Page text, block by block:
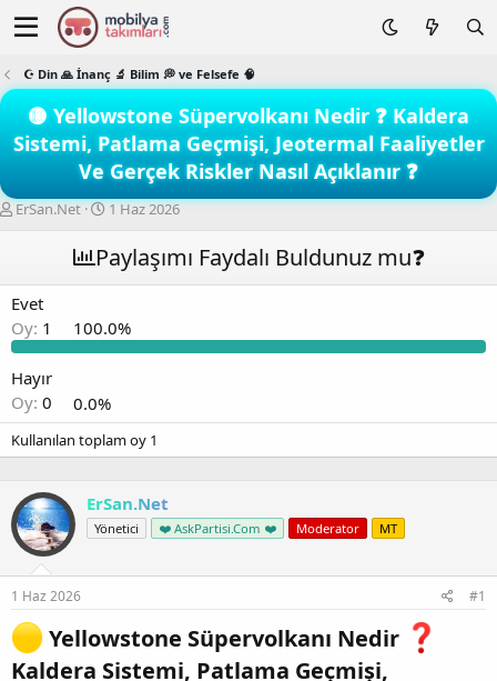
☪️ Din 🙏 İnanç 🔬 Bilim 💭 ve Felsefe 🧠
🟡 Yellowstone Süpervolkanı Nedir ❓ Kaldera
Sistemi, Patlama Geçmişi, Jeotermal Faaliyetler
Ve Gerçek Riskler Nasıl Açıklanır ❓
K
o
u
y
u
ş
l
a
t
ErSan.Net
B
a
l
a
g
a
r
i
1 Haz 2026
Paylaşımı Faydalı Buldunuz mu❓
Evet
Oy: 1 100.0%
Hayır
Oy: 0 0.0%
Kullanılan toplam oy 1
ErSan.Net
Yönetici ❤️ AskPartisi.Com ❤️ Moderator MT
1 Haz 2026 #1
Yellowstone Süpervolkanı Nedir
Kaldera Sistemi, Patlama Geçmişi,